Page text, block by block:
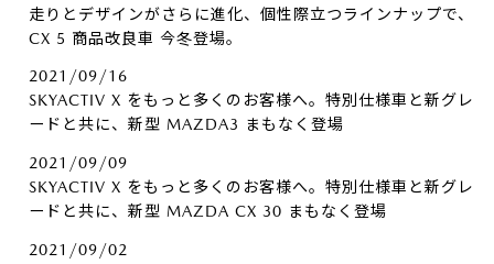
走りとデザインがさらに進化、個性際立つラインナップで、
CX 5 商品改良車 今冬登場。
2021/09/16
SKYACTIV X をもっと多くのお客様へ。特別仕様車と新グレ
ードと共に、新型 MAZDA3 まもなく登場
2021/09/09
SKYACTIV X をもっと多くのお客様へ。特別仕様車と新グレ
ードと共に、新型 MAZDA CX 30 まもなく登場
2021/09/02